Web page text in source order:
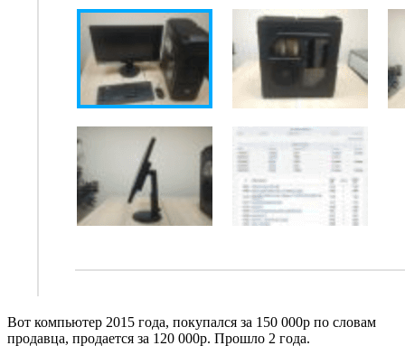
Вот компьютер 2015 года, покупался за 150 000р по словам
продавца, продается за 120 000р. Прошло 2 года.